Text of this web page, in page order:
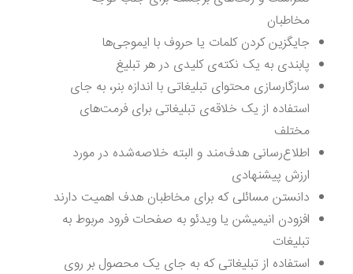
مخاطبان
جایگزین‌ کردن کلمات یا حروف با ایموجی‌ها
پابندی به یک نکته‌ی کلیدی در هر تبلیغ
سازگارسازی محتوای تبلیغاتی با اندازه بنر، به جای
استفاده از یک خلاقه‌ی تبلیغاتی برای فرمت‌های
مختلف
اطلاع‌رسانی هدف‌مند و البته خلاصه‌شده در مورد
ارزش پیشنهادی
دانستن مسائلی که برای مخاطبان هدف اهمیت دارند
افزودن انیمیشن یا ویدئو به صفحات فرود مربوط به
تبلیغات
استفاده از تبلیغاتی که به جای یک محصول بر روی